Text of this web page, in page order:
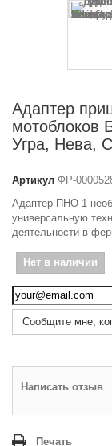
Адаптер
мотоблоков
Угра, Нева,
Артикул ФР-
Адаптер ПНО-1
универсальную
деятельности в
Нет в наличии
Сообщите мне,
Написать отзыв
Печать